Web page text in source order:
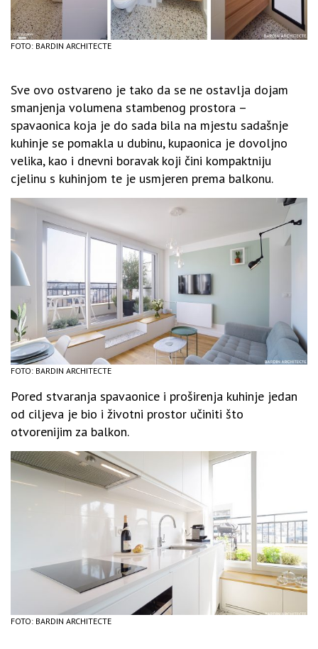
FOTO: BARDIN ARCHITECTE
Sve ovo ostvareno je tako da se ne ostavlja dojam
smanjenja volumena stambenog prostora –
spavaonica koja je do sada bila na mjestu sadašnje
kuhinje se pomakla u dubinu, kupaonica je dovoljno
velika, kao i dnevni boravak koji čini kompaktniju
cjelinu s kuhinjom te je usmjeren prema balkonu.
FOTO: BARDIN ARCHITECTE
Pored stvaranja spavaonice i proširenja kuhinje jedan
od ciljeva je bio i životni prostor učiniti što
otvorenijim za balkon.
FOTO: BARDIN ARCHITECTE